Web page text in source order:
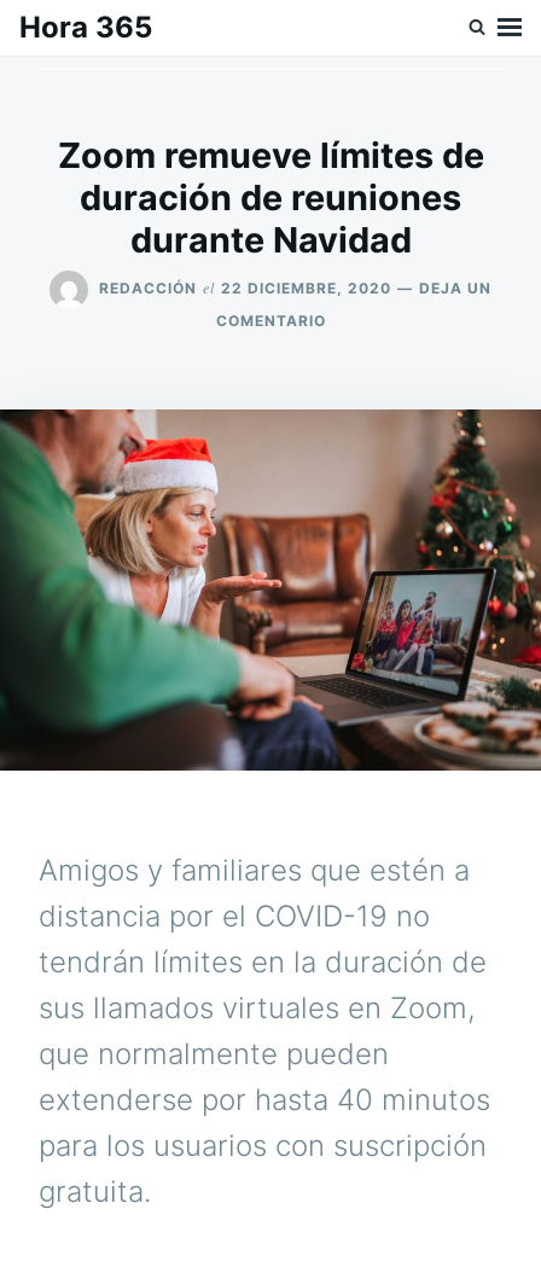
SaltarBuscar:
Hora 365
Zoom remueve límites de
duración de reuniones
durante Navidad
REDACCIÓN el 22 DICIEMBRE, 2020
DEJA UN
COMENTARIOEN
DE
REUNIONES
DURANTE
NAVIDAD
Amigos y familiares que estén a
distancia por el COVID-19 no
tendrán límites en la duración de
sus llamados virtuales en Zoom,
que normalmente pueden
extenderse por hasta 40 minutos
para los usuarios con suscripción
gratuita.